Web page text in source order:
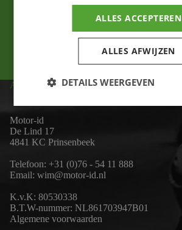
ADRES
Motor-id
De Lind 17
4841 KC Prinsenbeek
Telefoon: +31 (0)76 - 54 11 888
Email: wim@motor-id.nl
K.v.K: 80530338
B.T.W-nummer: NL861703947B01
Algemene voorwaarden
ALLES ACCEPTEREN
ALLES AFWIJZEN
DETAILS WEERGEVEN